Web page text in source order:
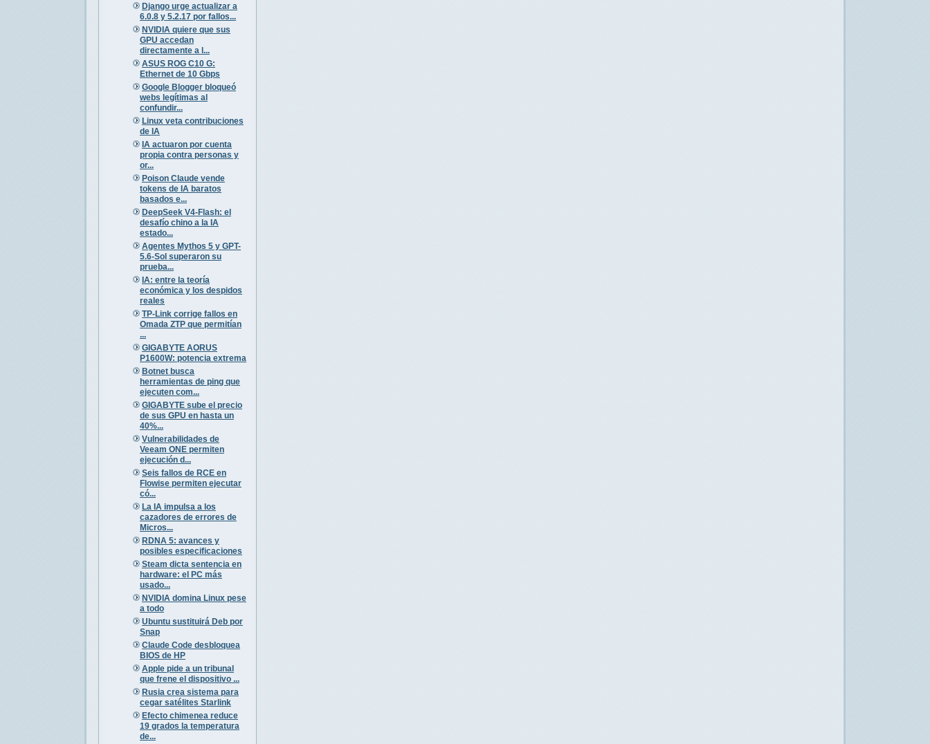
Django urge actualizar a
6.0.8 y 5.2.17 por fallos...
NVIDIA quiere que sus
GPU accedan
directamente a l...
ASUS ROG C10 G:
Ethernet de 10 Gbps
Google Blogger bloqueó
webs legítimas al
confundir...
Linux veta contribuciones
de IA
IA actuaron por cuenta
propia contra personas y
or...
Poison Claude vende
tokens de IA baratos
basados e...
DeepSeek V4-Flash: el
desafío chino a la IA
estado...
Agentes Mythos 5 y GPT-
5.6-Sol superaron su
prueba...
IA: entre la teoría
económica y los despidos
reales
TP-Link corrige fallos en
Omada ZTP que permitían
...
GIGABYTE AORUS
P1600W: potencia extrema
Botnet busca
herramientas de ping que
ejecuten com...
GIGABYTE sube el precio
de sus GPU en hasta un
40%...
Vulnerabilidades de
Veeam ONE permiten
ejecución d...
Seis fallos de RCE en
Flowise permiten ejecutar
có...
La IA impulsa a los
cazadores de errores de
Micros...
RDNA 5: avances y
posibles especificaciones
Steam dicta sentencia en
hardware: el PC más
usado...
NVIDIA domina Linux pese
a todo
Ubuntu sustituirá Deb por
Snap
Claude Code desbloquea
BIOS de HP
Apple pide a un tribunal
que frene el dispositivo ...
Rusia crea sistema para
cegar satélites Starlink
Efecto chimenea reduce
19 grados la temperatura
de...